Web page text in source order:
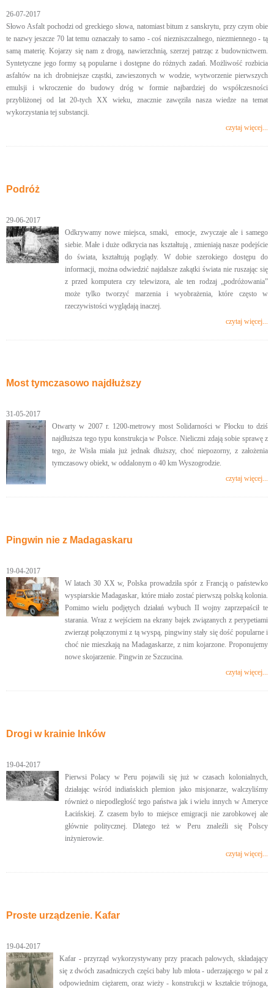
26-07-2017
Słowo Asfalt pochodzi od greckiego słowa, natomiast bitum z sanskrytu, przy czym obie
te nazwy jeszcze 70 lat temu oznaczały to samo - coś niezniszczalnego, niezmiennego - tą
samą materię. Kojarzy się nam z drogą, nawierzchnią, szerzej patrząc z budownictwem.
Syntetyczne jego formy są popularne i dostępne do różnych zadań. Możliwość rozbicia
asfaltów na ich drobniejsze cząstki, zawieszonych w wodzie, wytworzenie pierwszych
emulsji i wkroczenie do budowy dróg w formie najbardziej do współczesności
przybliżonej od lat 20-tych XX wieku, znacznie zawęziła nasza wiedze na temat
wykorzystania tej substancji.
czytaj więcej...
Podróż
29-06-2017
Odkrywamy nowe miejsca, smaki, emocje, zwyczaje ale i samego
siebie. Małe i duże odkrycia nas kształtują , zmieniają nasze podejście
do świata, kształtują poglądy. W dobie szerokiego dostępu do
informacji, można odwiedzić najdalsze zakątki świata nie ruszając się
z przed komputera czy telewizora, ale ten rodzaj „podróżowania”
może tylko tworzyć marzenia i wyobrażenia, które często w
rzeczywistości wyglądają inaczej.
czytaj więcej...
Most tymczasowo najdłuższy
31-05-2017
Otwarty w 2007 r. 1200-metrowy most Solidarności w Płocku to dziś
najdłuższa tego typu konstrukcja w Polsce. Nieliczni zdają sobie sprawę z
tego, że Wisła miała już jednak dłuższy, choć niepozorny, z założenia
tymczasowy obiekt, w oddalonym o 40 km Wyszogrodzie.
czytaj więcej...
Pingwin nie z Madagaskaru
19-04-2017
W latach 30 XX w, Polska prowadziła spór z Francją o państewko
wyspiarskie Madagaskar, które miało zostać pierwszą polską kolonia.
Pomimo wielu podjętych działań wybuch II wojny zaprzepaścił te
starania. Wraz z wejściem na ekrany bajek związanych z perypetiami
zwierząt połączonymi z tą wyspą, pingwiny stały się dość popularne i
choć nie mieszkają na Madagaskarze, z nim kojarzone. Proponujemy
nowe skojarzenie. Pingwin ze Szczucina.
czytaj więcej...
Drogi w krainie Inków
19-04-2017
Pierwsi Polacy w Peru pojawili się już w czasach kolonialnych,
działając wśród indiańskich plemion jako misjonarze, walczyliśmy
również o niepodległość tego państwa jak i wielu innych w Ameryce
Łacińskiej. Z czasem było to miejsce emigracji nie zarobkowej ale
głównie politycznej. Dlatego też w Peru znaleźli się Polscy
inżynierowie.
czytaj więcej...
Proste urządzenie. Kafar
19-04-2017
Kafar - przyrząd wykorzystywany przy pracach palowych, składający
się z dwóch zasadniczych części baby lub młota - uderzającego w pal z
odpowiednim ciężarem, oraz wieży - konstrukcji w kształcie trójnoga,